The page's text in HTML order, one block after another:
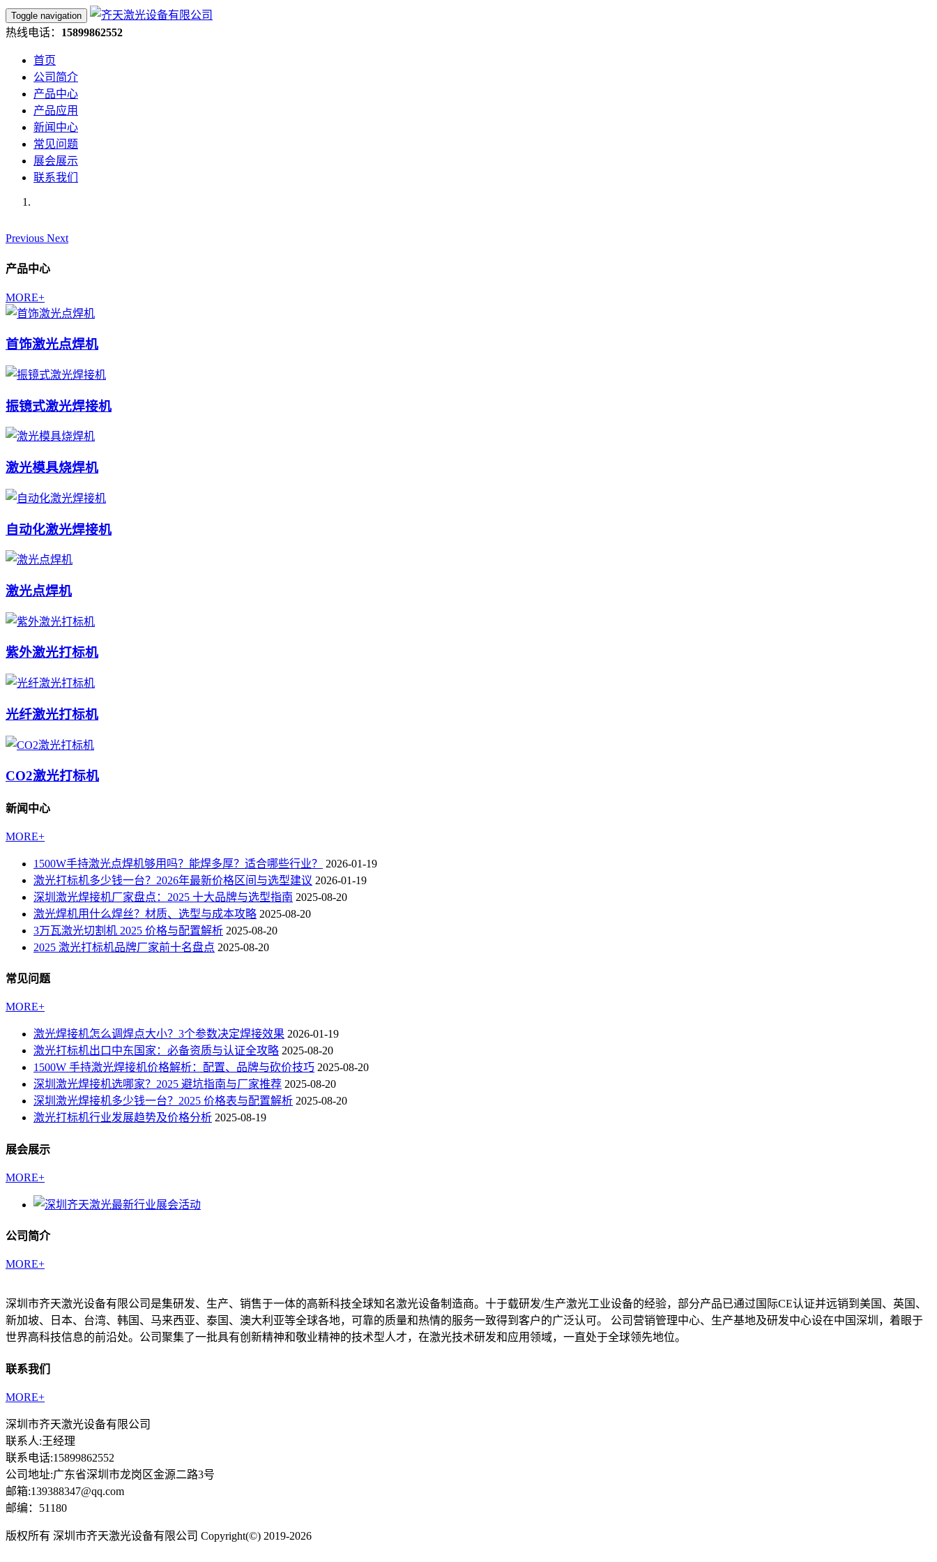
Toggle navigation
热线电话： 15899862552
首页
公司简介
产品中心
产品应用
新闻中心
常见问题
展会展示
联系我们
Previous Next
产品中心
MORE+
首饰激光点焊机
振镜式激光焊接机
激光模具烧焊机
自动化激光焊接机
激光点焊机
紫外激光打标机
光纤激光打标机
CO2激光打标机
新闻中心
MORE+
1500W手持激光点焊机够用吗？能焊多厚？适合哪些行业？
2026-01-19
激光打标机多少钱一台？2026年最新价格区间与选型建议 2026-01-19
深圳激光焊接机厂家盘点：2025 十大品牌与选型指南 2025-08-20
激光焊机用什么焊丝？材质、选型与成本攻略 2025-08-20
3万瓦激光切割机 2025 价格与配置解析 2025-08-20
2025 激光打标机品牌厂家前十名盘点 2025-08-20
常见问题
MORE+
激光焊接机怎么调焊点大小？3个参数决定焊接效果 2026-01-19
激光打标机出口中东国家：必备资质与认证全攻略 2025-08-20
1500W 手持激光焊接机价格解析：配置、品牌与砍价技巧 2025-08-20
深圳激光焊接机选哪家？2025 避坑指南与厂家推荐 2025-08-20
深圳激光焊接机多少钱一台？2025 价格表与配置解析 2025-08-20
激光打标机行业发展趋势及价格分析 2025-08-19
展会展示
MORE+
公司简介
MORE+
深圳市齐天激光设备有限公司是集研发、生产、销售于一体的高新科技全球知名激光设备制造商。十于载研发/生产激光工业设备的经验，部分产品已通过国际CE认证并远销到美国、英国、
新加坡、日本、台湾、韩国、马来西亚、泰国、澳大利亚等全球各地，可靠的质量和热情的服务一致得到客户的广泛认可。 公司营销管理中心、生产基地及研发中心设在中国深圳，着眼于
世界高科技信息的前沿处。公司聚集了一批具有创新精神和敬业精神的技术型人才，在激光技术研发和应用领域，一直处于全球领先地位。
联系我们
MORE+
深圳市齐天激光设备有限公司
联系人:王经理
联系电话:15899862552
公司地址:广东省深圳市龙岗区金源二路3号
邮箱:139388347@qq.com
邮编：51180
版权所有 深圳市齐天激光设备有限公司 Copyright(©) 2019-2026